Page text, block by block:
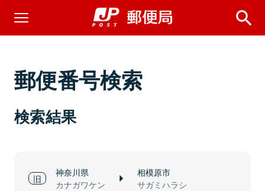
郵便番号検索
検索結果
神奈川県
カナガワケン
相模原市
サガミハラシ